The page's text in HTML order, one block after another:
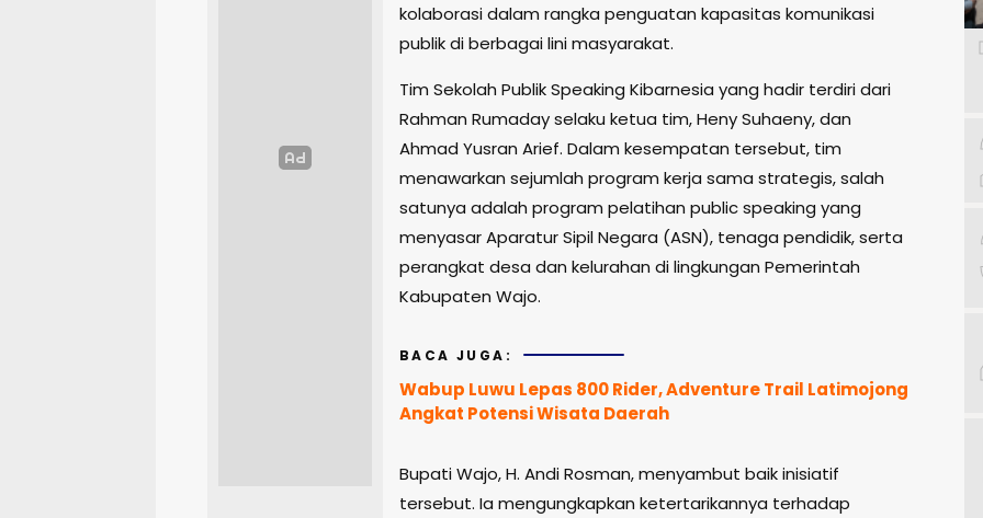
kolaborasi dalam rangka penguatan kapasitas komunikasi
publik di berbagai lini masyarakat.
Tim Sekolah Publik Speaking Kibarnesia yang hadir terdiri dari
Rahman Rumaday selaku ketua tim, Heny Suhaeny, dan
Ahmad Yusran Arief. Dalam kesempatan tersebut, tim
menawarkan sejumlah program kerja sama strategis, salah
satunya adalah program pelatihan public speaking yang
menyasar Aparatur Sipil Negara (ASN), tenaga pendidik, serta
perangkat desa dan kelurahan di lingkungan Pemerintah
Kabupaten Wajo.
BACA JUGA:
Wabup Luwu Lepas 800 Rider, Adventure Trail Latimojong
Angkat Potensi Wisata Daerah
Bupati Wajo, H. Andi Rosman, menyambut baik inisiatif
tersebut. Ia mengungkapkan ketertarikannya terhadap